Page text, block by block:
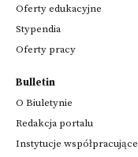
Oferty edukacyjne
Stypendia
Oferty pracy
Bulletin
O Biuletynie
Redakcja portalu
Instytucje współpracujące